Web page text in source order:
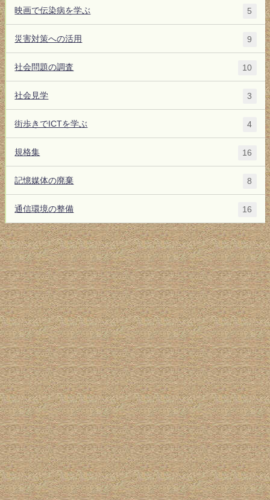
映画で伝染病を学ぶ 5
災害対策への活用 9
社会問題の調査 10
社会見学 3
街歩きでICTを学ぶ 4
規格集 16
記憶媒体の廃棄 8
通信環境の整備 16